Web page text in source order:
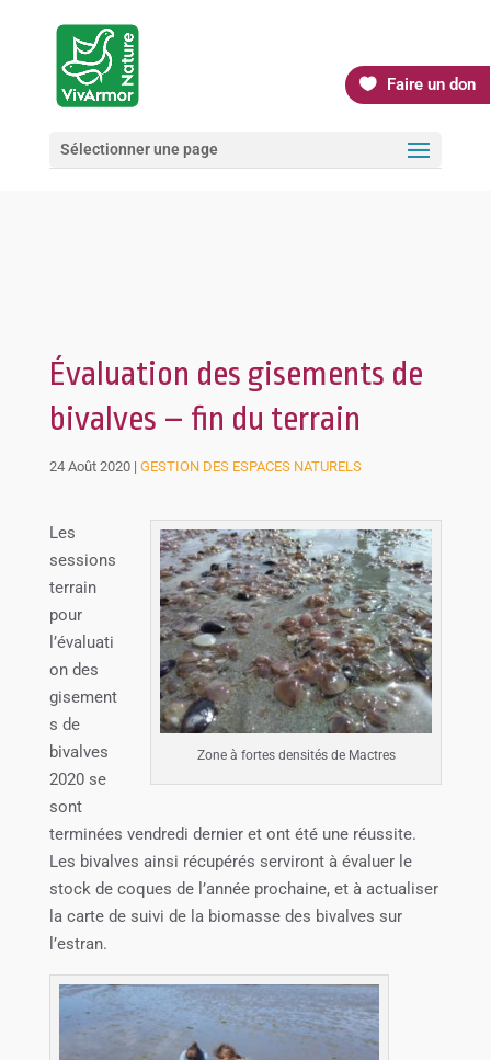
Faire un don
Sélectionner une page
Évaluation des gisements de
bivalves – fin du terrain
24 Août 2020| GESTION DES ESPACES NATURELS
Zone à fortes densités de Mactres
Les
sessions
terrain
pour
l’évaluati
on des
gisement
s de
bivalves
2020 se
sont
terminées vendredi dernier et ont été une réussite.
Les bivalves ainsi récupérés serviront à évaluer le
stock de coques de l’année prochaine, et à actualiser
la carte de suivi de la biomasse des bivalves sur
l’estran.